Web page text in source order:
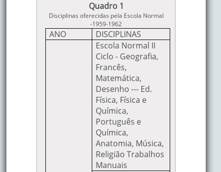
Quadro 1
Disciplinas oferecidas pela Escola Normal
-1959-1962
ANO DISCIPLINAS
Escola Normal II
Ciclo - Geografia,
Francês,
Matemática,
Desenho --- Ed.
Física, Física e
Química,
Português e
Química,
Anatomia, Música,
Religião Trabalhos
Manuais